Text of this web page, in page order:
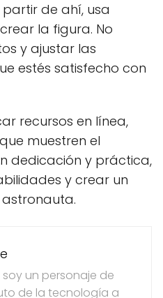
de ahí, usa
la figura. No
y ajustar las
estés satisfecho con
recursos en línea,
muestren el
dedicación y práctica,
y crear un
un personaje de
de la tecnología a